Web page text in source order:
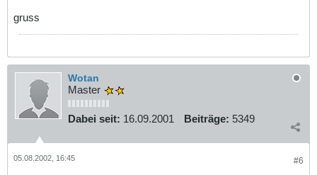
gruss
Wotan
Master
Dabei seit: 16.09.2001 Beiträge: 5349
#6
05.08.2002, 16:45